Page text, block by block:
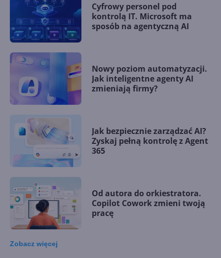
Cyfrowy personel pod
kontrolą IT. Microsoft ma
sposób na agentyczną AI
Nowy poziom automatyzacji.
Jak inteligentne agenty AI
zmieniają firmy?
Jak bezpiecznie zarządzać AI?
Zyskaj pełną kontrolę z Agent
365
Od autora do orkiestratora.
Copilot Cowork zmieni twoją
pracę
Zobacz więcej